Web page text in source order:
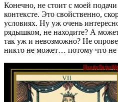
Конечно, не стоит с моей подачи
контексте. Это свойственно,
условиях. Ну уж очень
рядышком, не находите? А
так уж и невозможно? Не
никто не может… потому что не